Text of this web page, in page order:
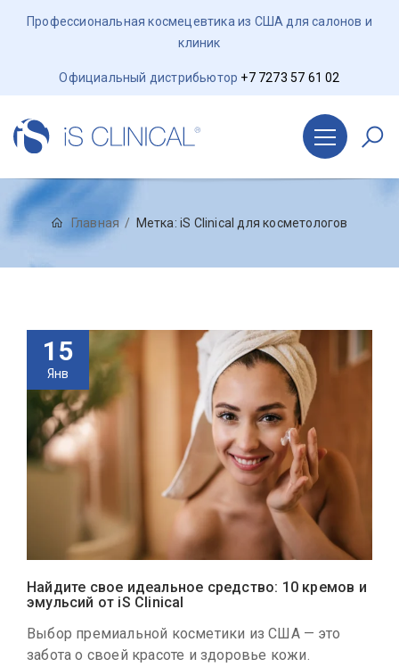
Профессиональная космецевтика из США для салонов и
клиник
Официальный дистрибьютор +7 7273 57 61 02
Главная Метка: iS Clinical для косметологов
15
Янв
Найдите свое идеальное средство: 10 кремов и
эмульсий от iS Clinical
Выбор премиальной косметики из США — это
забота о своей красоте и здоровье кожи.